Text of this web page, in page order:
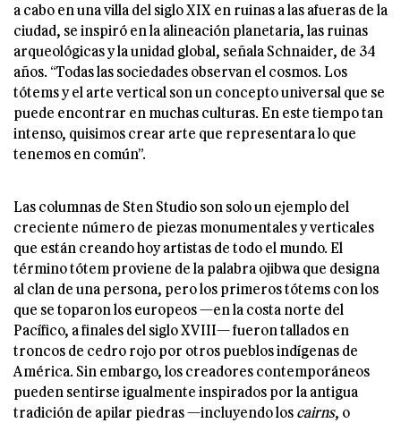
a cabo en una villa del siglo XIX en ruinas a las afueras de la
ciudad, se inspiró en la alineación planetaria, las ruinas
arqueológicas y la unidad global, señala Schnaider, de 34
años. “Todas las sociedades observan el cosmos. Los
tótems y el arte vertical son un concepto universal que se
puede encontrar en muchas culturas. En este tiempo tan
intenso, quisimos crear arte que representara lo que
tenemos en común”.
Las columnas de Sten Studio son solo un ejemplo del
creciente número de piezas monumentales y verticales
que están creando hoy artistas de todo el mundo. El
término tótem proviene de la palabra ojibwa que designa
al clan de una persona, pero los primeros tótems con los
que se toparon los europeos —en la costa norte del
Pacífico, a finales del siglo XVIII— fueron tallados en
troncos de cedro rojo por otros pueblos indígenas de
América. Sin embargo, los creadores contemporáneos
pueden sentirse igualmente inspirados por la antigua
tradición de apilar piedras —incluyendo los cairns, o